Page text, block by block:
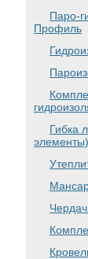
Паро-
Профиль
Гибка
элементы)